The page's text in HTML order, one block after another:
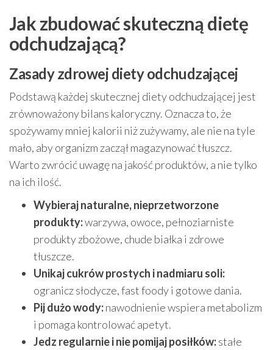
Jak zbudować skuteczną dietę
odchudzającą?
Zasady zdrowej diety odchudzającej
Podstawą każdej skutecznej diety odchudzającej jest
zrównoważony bilans kaloryczny. Oznacza to, że
spożywamy mniej kalorii niż zużywamy, ale nie na tyle
mało, aby organizm zaczął magazynować tłuszcz.
Warto zwrócić uwagę na jakość produktów, a nie tylko
na ich ilość.
Wybieraj naturalne, nieprzetworzone
produkty:warzywa, owoce, pełnoziarniste
produkty zbożowe, chude białka i zdrowe
tłuszcze.
Unikaj cukrów prostych i nadmiaru soli:
ogranicz słodycze, fast foody i gotowe dania.
Pij dużo wody:nawodnienie wspiera metabolizm
i pomaga kontrolować apetyt.
Jedz regularnie i nie pomijaj posiłków:stałe